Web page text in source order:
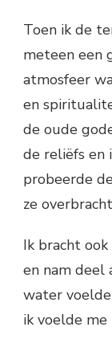
Toen ik de
meteen een
atmosfeer
en
de oude
de reliëfs en
probeerde
ze
Ik bracht
en nam deel
water voelde
ik voelde